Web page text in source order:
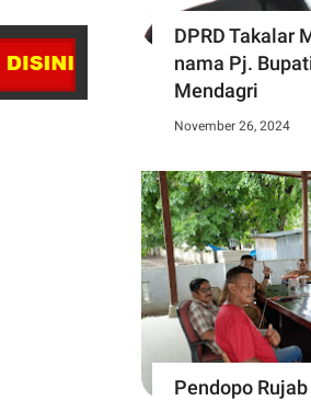
DPRD Takalar
nama Pj.
Mendagri
November 26, 2024
Pendopo